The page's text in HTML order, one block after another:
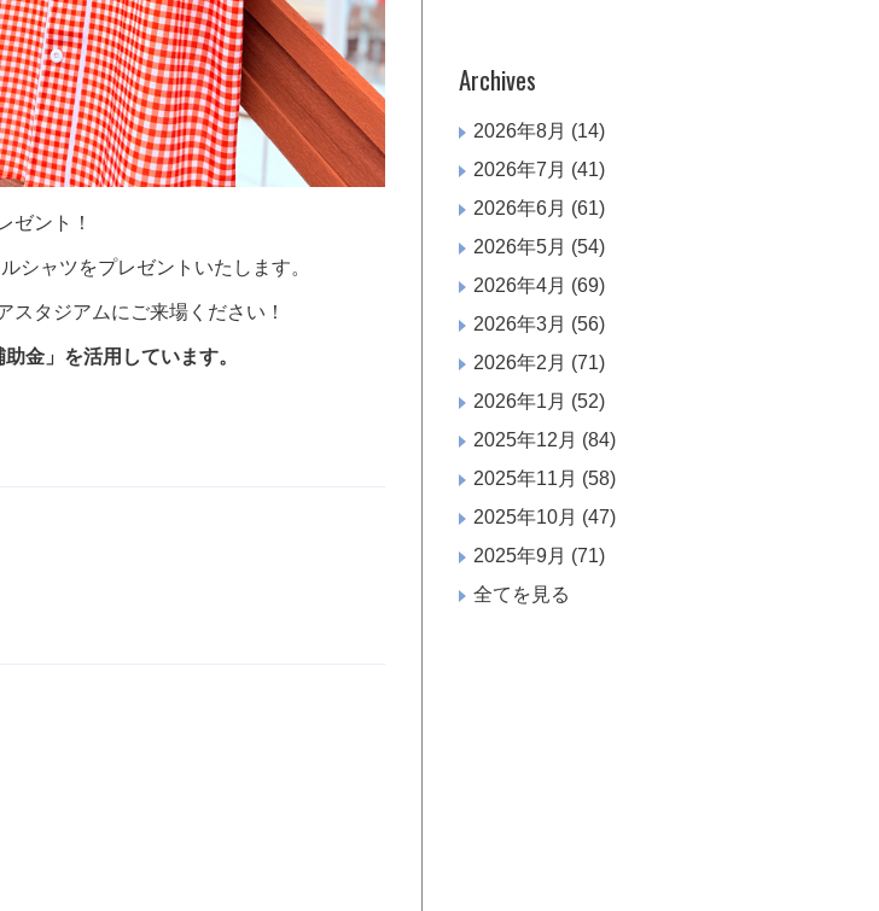
ゼント！
シャツをプレゼントいたします。
スタジアムにご来場ください！
金」を活用しています。
Archives
2026年8月 (14)
2026年7月 (41)
2026年6月 (61)
2026年5月 (54)
2026年4月 (69)
2026年3月 (56)
2026年2月 (71)
2026年1月 (52)
2025年12月 (84)
2025年11月 (58)
2025年10月 (47)
2025年9月 (71)
全てを見る